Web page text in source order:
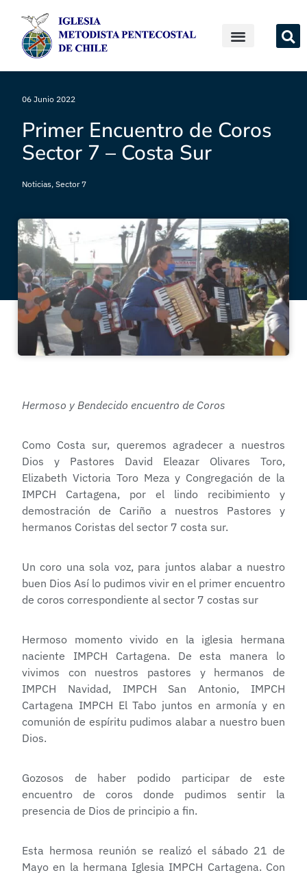
06 Junio 2022
Primer Encuentro de Coros
Sector 7 – Costa Sur
Noticias, Sector 7
Hermoso y Bendecido encuentro de Coros
Como Costa sur, queremos agradecer a nuestros
Dios y Pastores David Eleazar Olivares Toro,
Elizabeth Victoria Toro Meza y Congregación de la
IMPCH Cartagena, por el lindo recibimiento y
demostración de Cariño a nuestros Pastores y
hermanos Coristas del sector 7 costa sur.
Un coro una sola voz, para juntos alabar a nuestro
buen Dios Así lo pudimos vivir en el primer encuentro
de coros correspondiente al sector 7 costas sur
Hermoso momento vivido en la iglesia hermana
naciente IMPCH Cartagena. De esta manera lo
vivimos con nuestros pastores y hermanos de
IMPCH Navidad, IMPCH San Antonio, IMPCH
Cartagena IMPCH El Tabo juntos en armonía y en
comunión de espíritu pudimos alabar a nuestro buen
Dios.
Gozosos de haber podido participar de este
encuentro de coros donde pudimos sentir la
presencia de Dios de principio a fin.
Esta hermosa reunión se realizó el sábado 21 de
Mayo en la hermana Iglesia IMPCH Cartagena. Con